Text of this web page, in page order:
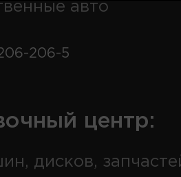
авто
206-5
центр:
дисков,